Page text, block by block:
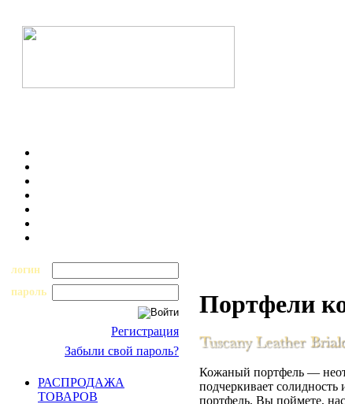
логин
пароль
Регистрация
Забыли свой пароль?
РАСПРОДАЖА
ТОВАРОВ
Портфели
Кожаный портфель —
подчеркивает
портфель, Вы поймете,